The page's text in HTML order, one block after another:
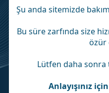
Şu anda sitemizde
Bu süre zarfında size
özür
Lütfen daha
Anlayışınız